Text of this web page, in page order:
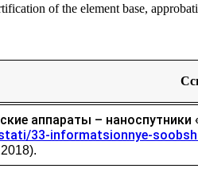
of the element base,
аппараты – наноспутники
33-informatsionnye-